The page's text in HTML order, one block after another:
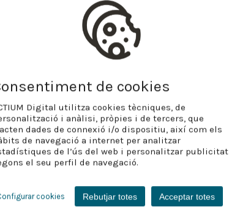
de cookies
Digital utilitza cookies tècniques, de
i anàlisi, pròpies i de tercers, que
dades de connexió i/o dispositiu, així com els
de navegació a internet per analitzar
de l’ús del web i personalitzar publicitat
el seu perfil de navegació.
cookies Rebutjar totes Acceptar totes